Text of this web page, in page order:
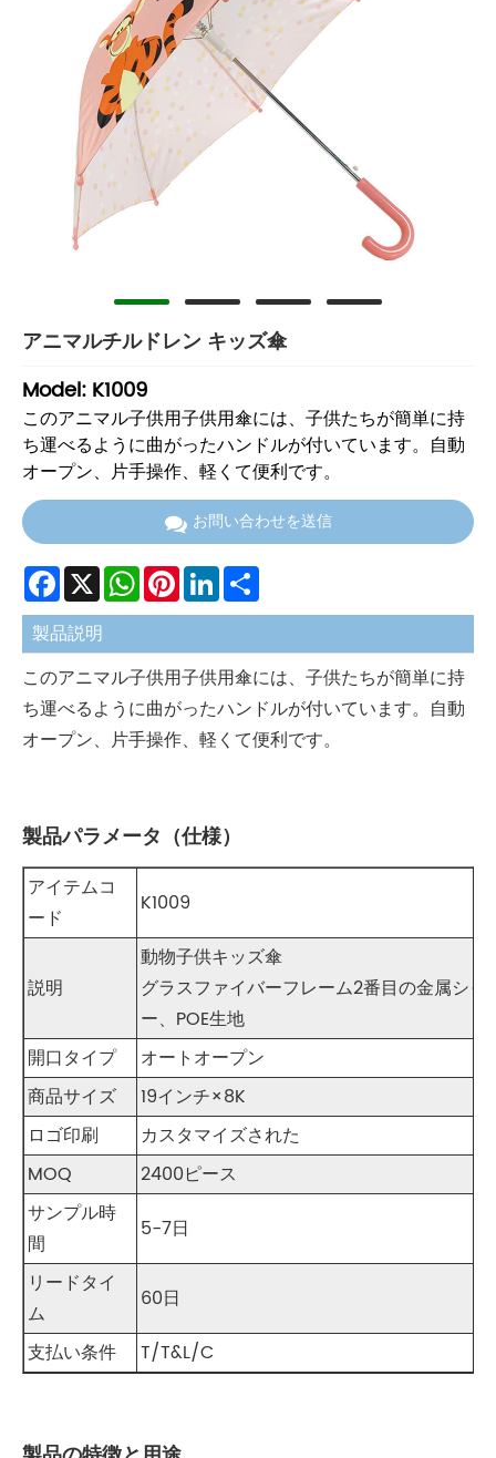
アニマルチルドレン キッズ傘
Model: K1009
このアニマル子供用子供用傘には、子供たちが簡単に持
ち運べるように曲がったハンドルが付いています。自動
オープン、片手操作、軽くて便利です。
お問い合わせを送信
Facebook
X WhatsAppPinterestLinkedIn
製品説明
このアニマル子供用子供用傘には、子供たちが簡単に持
ち運べるように曲がったハンドルが付いています。自動
オープン、片手操作、軽くて便利です。
製品パラメータ（仕様）
アイテムコ
ード
K1009
説明
動物子供キッズ傘
グラスファイバーフレーム2番目の金属シ
ー、POE生地
開口タイプ
オートオープン
商品サイズ
19インチ×8K
ロゴ印刷
カスタマイズされた
MOQ
2400ピース
サンプル時
間
5-7日
リードタイ
ム
60日
支払い条件
T/T&L/C